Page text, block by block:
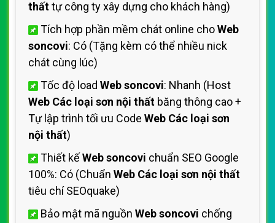
thấttự công ty xây dựng cho khách hàng)
Tích hợp phần mềm chát online choWeb
soncovi: Có (Tặng kèm có thể nhiều nick
chát cùng lúc)
Tốc độ load Web soncovi: Nhanh (Host
Web Các loại sơn nội thất băng thông cao +
Tự lập trình tối ưu Code Web Các loại sơn
nội thất)
Thiết kếWeb soncovi chuẩn SEO Google
100%: Có (Chuẩn Web Các loại sơn nội thất
tiêu chí SEOquake)
Bảo mật mã nguồn Web soncovi chống